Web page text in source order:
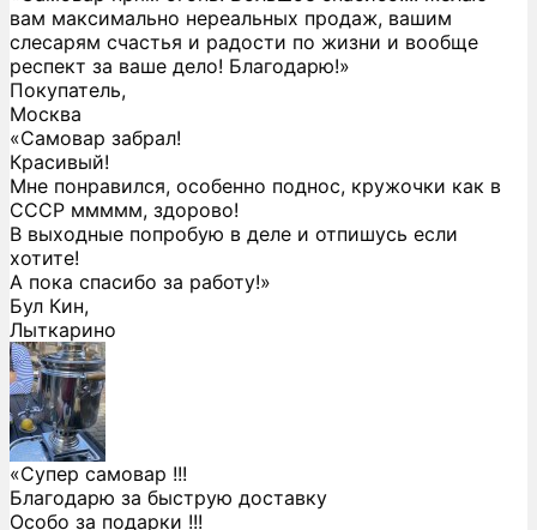
вам максимально нереальных продаж, вашим
слесарям счастья и радости по жизни и вообще
респект за ваше дело! Благодарю!»
Покупатель,
Москва
«Самовар забрал!
Красивый!
Мне понравился, особенно поднос, кружочки как в
СССР ммммм, здорово!
В выходные попробую в деле и отпишусь если
хотите!
А пока спасибо за работу!»
Бул Кин,
Лыткарино
«Супер самовар !!!
Благодарю за быструю доставку
Особо за подарки !!!